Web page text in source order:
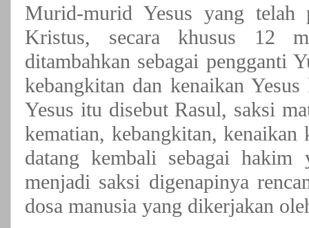
Murid-murid Yesus yang telah
Kristus, secara khusus 12
ditambahkan sebagai pengganti
kebangkitan dan kenaikan
Yesus itu disebut Rasul, saksi
kematian, kebangkitan, kenaikan
datang kembali sebagai
menjadi saksi digenapinya
dosa manusia yang dikerjakan